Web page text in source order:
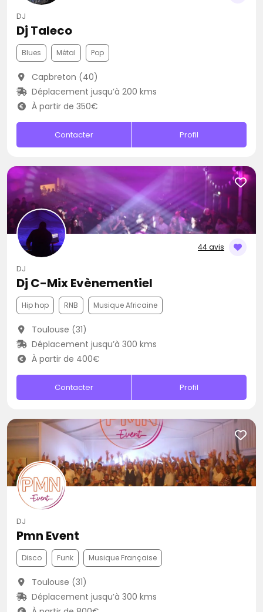
DJ
Dj Taleco
Blues Métal Pop
Capbreton (40)
Déplacement jusqu’à 200 kms
À partir de 350€
Contacter Profil
44 avis
DJ
Dj C-Mix Evènementiel
Hip hop RNB Musique Africaine
Toulouse (31)
Déplacement jusqu’à 300 kms
À partir de 400€
Contacter Profil
DJ
Pmn Event
Disco Funk Musique Française
Toulouse (31)
Déplacement jusqu’à 300 kms